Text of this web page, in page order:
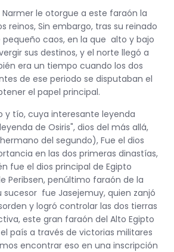
le otorgue a este faraón la
reinos, Sin embargo, tras su reinado
caos, en la que alto y bajo
sus destinos, y el norte llegó a
era un tiempo cuando los dos
de ese periodo se disputaban el
el papel principal.
y tío, cuya interesante leyenda
de Osiris", dios del más allá,
del segundo), Fue el dios
en las dos primeras dinastías,
fue el dios principal de Egipto
Peribsen, penúltimo faraón de la
sucesor fue Jasejemuy, quien zanjó
y logró controlar las dos tierras
este gran faraón del Alto Egipto
país a través de victorias militares
encontrar eso en una inscripción